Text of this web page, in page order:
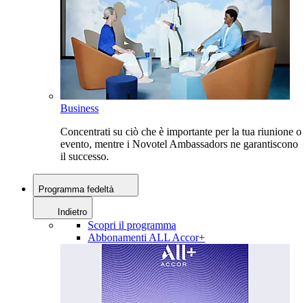
Business
Concentrati su ciò che è importante per la tua riunione o
evento, mentre i Novotel Ambassadors ne garantiscono
il successo.
Programma fedeltà
Indietro
Scopri il programma
Abbonamenti ALL Accor+